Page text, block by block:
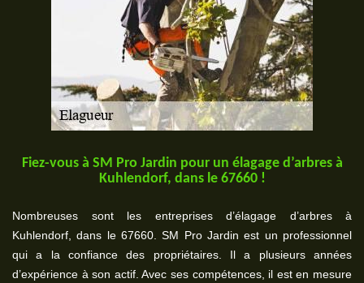
Fiez-vous à SM Pro Jardin pour un élagage d’arbres à
Kuhlendorf, dans le 67660 !
Nombreuses sont les entreprises d’élagage d’arbres à
Kuhlendorf, dans le 67660. SM Pro Jardin est un professionnel
qui a la confiance des propriétaires. Il a plusieurs années
d’expérience à son actif. Avec ses compétences, il est en mesure